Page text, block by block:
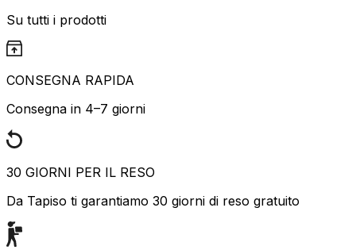
Su tutti i prodotti
CONSEGNA RAPIDA
Consegna in 4–7 giorni
30 GIORNI PER IL RESO
Da Tapiso ti garantiamo 30 giorni di reso gratuito